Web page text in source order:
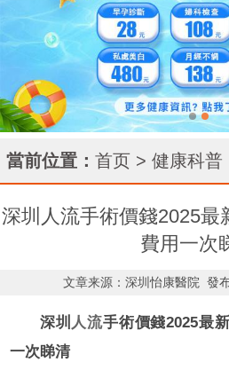
當前位置： 首页 > 健康科普
深圳人流手術價錢2025最
費用一次
文章来源：深圳怡康醫院 發
深圳 人流手術價錢2025最
一次睇清